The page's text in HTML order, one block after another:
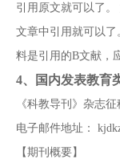
引用原文就可以了
文章中引用就可以
料是引用的B文献，
4、 国内发表教育
《科教导刊》杂志征
电子邮件地址：
【期刊概要】